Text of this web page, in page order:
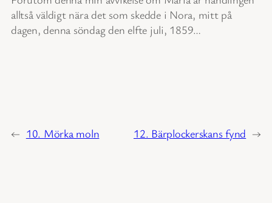
alltså väldigt nära det som skedde i Nora, mitt på
dagen, denna söndag den elfte juli, 1859…
← 10. Mörka moln 12. Bärplockerskans fynd →